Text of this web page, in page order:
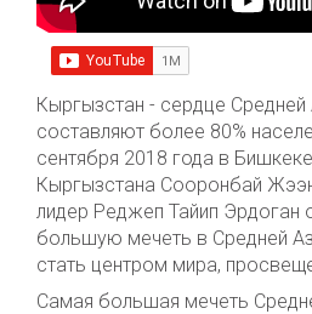
Кыргызстан - сердце
составляют более 80%
сентября 2018 года в
Кыргызстана Сооронбай
лидер Реджеп Тайип Эрдоган
большую мечеть в Средней
стать центром мира,
Самая большая мечеть